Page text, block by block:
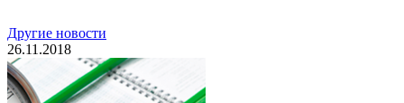
Другие новости
26.11.2018